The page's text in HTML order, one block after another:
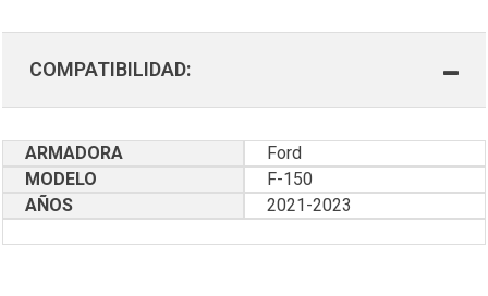
COMPATIBILIDAD:
ARMADORA
Ford
MODELO
F-150
AÑOS
2021-2023